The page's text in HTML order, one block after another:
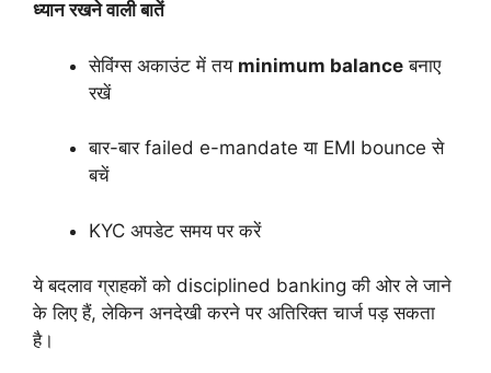
ध्यान रखने वाली बातें
सेविंग्स अकाउंट में तय minimum balance बनाए
रखें
बार-बार failed e-mandate या EMI bounce से
बचें
KYC अपडेट समय पर करें
ये बदलाव ग्राहकों को disciplined banking की ओर ले जाने
के लिए हैं, लेकिन अनदेखी करने पर अतिरिक्त चार्ज पड़ सकता
है।